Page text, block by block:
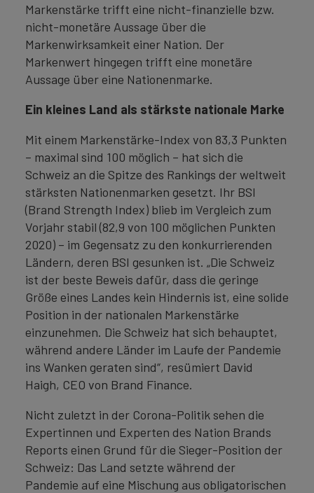
Markenstärke trifft eine nicht-finanzielle bzw.
nicht-monetäre Aussage über die
Markenwirksamkeit einer Nation. Der
Markenwert hingegen trifft eine monetäre
Aussage über eine Nationenmarke.
Ein kleines Land als stärkste nationale Marke
Mit einem Markenstärke-Index von 83,3 Punkten
– maximal sind 100 möglich – hat sich die
Schweiz an die Spitze des Rankings der weltweit
stärksten Nationenmarken gesetzt. Ihr BSI
(Brand Strength Index) blieb im Vergleich zum
Vorjahr stabil (82,9 von 100 möglichen Punkten
2020) – im Gegensatz zu den konkurrierenden
Ländern, deren BSI gesunken ist. „Die Schweiz
ist der beste Beweis dafür, dass die geringe
Größe eines Landes kein Hindernis ist, eine solide
Position in der nationalen Markenstärke
einzunehmen. Die Schweiz hat sich behauptet,
während andere Länder im Laufe der Pandemie
ins Wanken geraten sind“, resümiert David
Haigh, CEO von Brand Finance.
Nicht zuletzt in der Corona-Politik sehen die
Expertinnen und Experten des Nation Brands
Reports einen Grund für die Sieger-Position der
Schweiz: Das Land setzte während der
Pandemie auf eine Mischung aus obligatorischen